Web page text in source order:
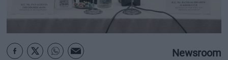
ΟΡΟΙ ΧΡΗΣΗΣ
ΕΠΙΚΟΙΝΩΝΙΑ
Newsroom